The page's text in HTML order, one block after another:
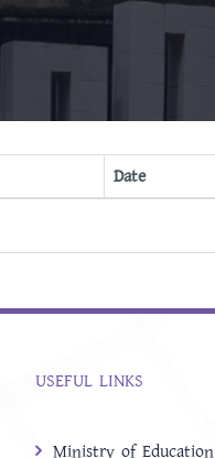
Date
USEFUL LINKS
Ministry of Education